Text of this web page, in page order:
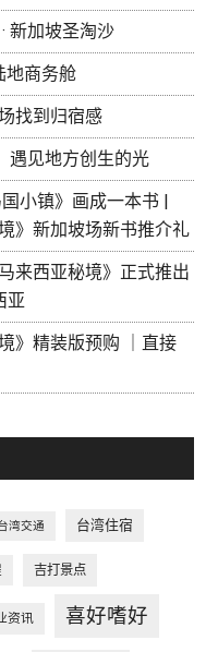
新加坡圣淘沙
地商务舱
找到归宿感
遇见地方创生的光
小镇》画成一本书 |
》新加坡场新书推介礼
来西亚秘境》正式推出
亚
》精装版预购 ｜直接
湾交通 台湾住宿
吉打景点
资讯 喜好嗜好